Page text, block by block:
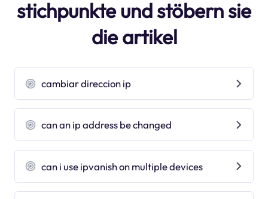
stichpunkte und stöbern sie
die artikel
cambiar direccion ip
can an ip address be changed
can i use ipvanish on multiple devices